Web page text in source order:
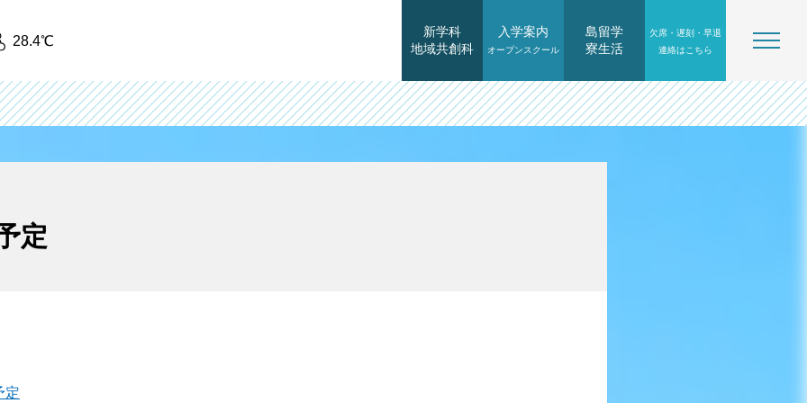
28.4℃
新学科
地域共創科
入学案内
オープンスクール
島留学
寮生活
欠席・遅刻・早退
連絡はこちら
定
定